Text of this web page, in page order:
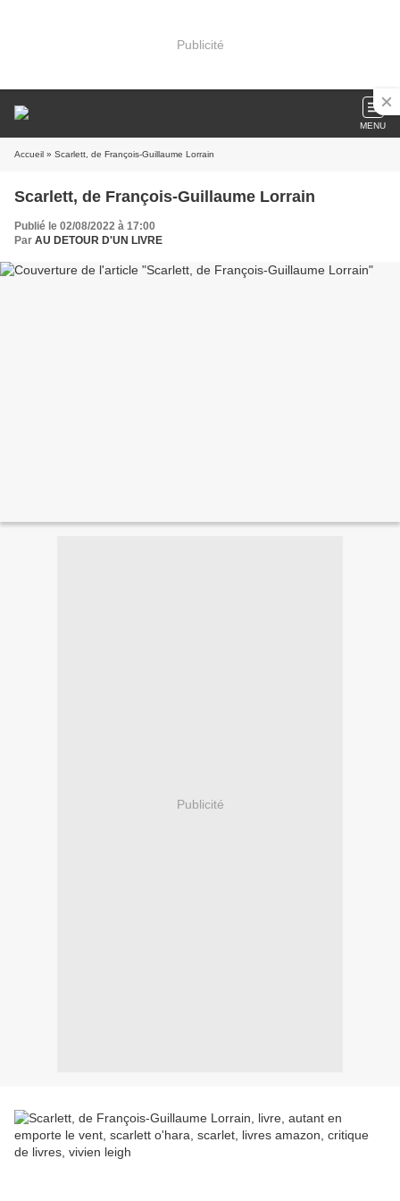
Publicité
MENU
Accueil » Scarlett, de François-Guillaume Lorrain
Scarlett, de François-Guillaume Lorrain
Publié le 02/08/2022 à 17:00
Par AU DETOUR D'UN LIVRE
Publicité